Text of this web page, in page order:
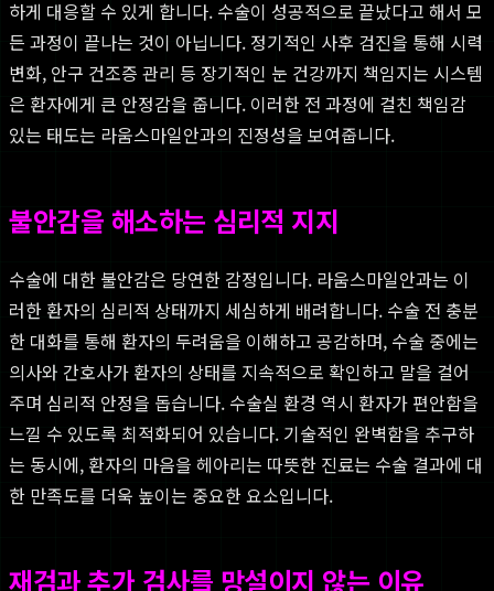
하게 대응할 수 있게 합니다. 수술이 성공적으로 끝났다고 해서 모
든 과정이 끝나는 것이 아닙니다. 정기적인 사후 검진을 통해 시력
변화, 안구 건조증 관리 등 장기적인 눈 건강까지 책임지는 시스템
은 환자에게 큰 안정감을 줍니다. 이러한 전 과정에 걸친 책임감
있는 태도는 라움스마일안과의 진정성을 보여줍니다.
불안감을 해소하는 심리적 지지
수술에 대한 불안감은 당연한 감정입니다. 라움스마일안과는 이
러한 환자의 심리적 상태까지 세심하게 배려합니다. 수술 전 충분
한 대화를 통해 환자의 두려움을 이해하고 공감하며, 수술 중에는
의사와 간호사가 환자의 상태를 지속적으로 확인하고 말을 걸어
주며 심리적 안정을 돕습니다. 수술실 환경 역시 환자가 편안함을
느낄 수 있도록 최적화되어 있습니다. 기술적인 완벽함을 추구하
는 동시에, 환자의 마음을 헤아리는 따뜻한 진료는 수술 결과에 대
한 만족도를 더욱 높이는 중요한 요소입니다.
재검과 추가 검사를 망설이지 않는 이유